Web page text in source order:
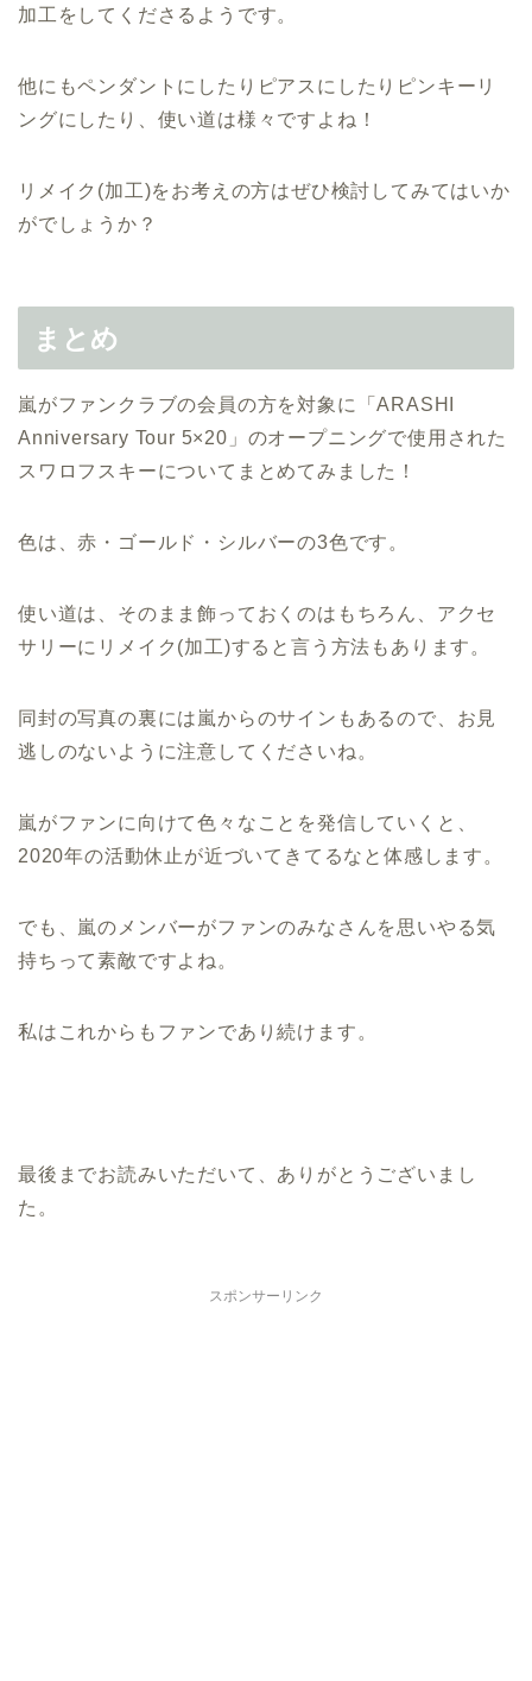
加工をしてくださるようです。
他にもペンダントにしたりピアスにしたりピンキーリ
ングにしたり、使い道は様々ですよね！
リメイク(加工)をお考えの方はぜひ検討してみてはいか
がでしょうか？
まとめ
嵐がファンクラブの会員の方を対象に「ARASHI
Anniversary Tour 5×20」のオープニングで使用された
スワロフスキーについてまとめてみました！
色は、赤・ゴールド・シルバーの3色です。
使い道は、そのまま飾っておくのはもちろん、アクセ
サリーにリメイク(加工)すると言う方法もあります。
同封の写真の裏には嵐からのサインもあるので、お見
逃しのないように注意してくださいね。
嵐がファンに向けて色々なことを発信していくと、
2020年の活動休止が近づいてきてるなと体感します。
でも、嵐のメンバーがファンのみなさんを思いやる気
持ちって素敵ですよね。
私はこれからもファンであり続けます。
最後までお読みいただいて、ありがとうございまし
た。
スポンサーリンク